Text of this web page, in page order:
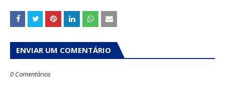
ENVIAR UM COMENTÁRIO
0 Comentários